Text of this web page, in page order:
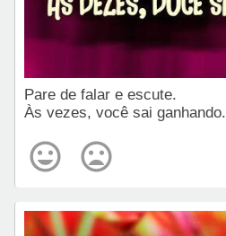
Pare de falar e escute.
Às vezes, você sai ganhando.